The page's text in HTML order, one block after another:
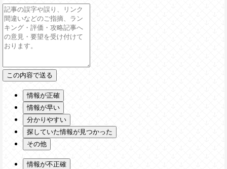
情報が正確
情報が早い
分かりやすい
探していた情報が見つかった
その他
情報が不正確